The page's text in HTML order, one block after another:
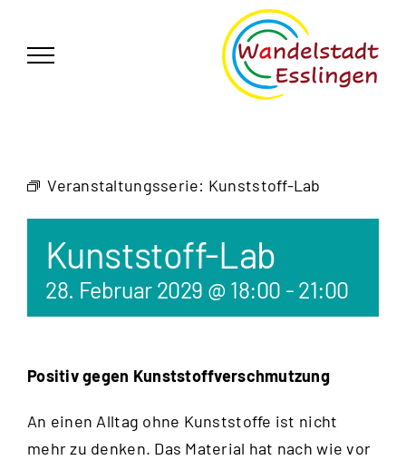
springen
Veranstaltungsserie: Kunststoff-Lab
Kunststoff-Lab
28. Februar 2029 @ 18:00 - 21:00
Positiv gegen Kunststoffverschmutzung
An einen Alltag ohne Kunststoffe ist nicht
mehr zu denken. Das Material hat nach wie vor